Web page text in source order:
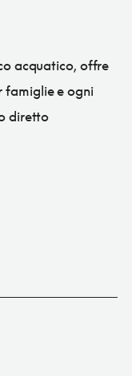
acquatico, offre
famiglie e ogni
diretto